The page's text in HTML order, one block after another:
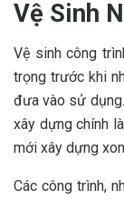
Vệ Sinh
Vệ sinh công
trọng trước khi
đưa vào sử
xây dựng chính
mới xây dựng
Các công trình,